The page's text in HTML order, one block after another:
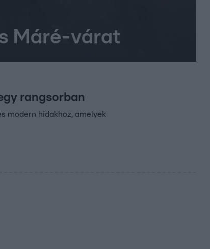
Máré-várat
rangsorban
modern hidakhoz, amelyek